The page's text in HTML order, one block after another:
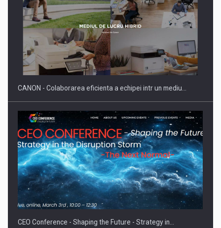
SYCLEF isi consolideaza prezenta in Romania printr-o a
doua…
Fondul de investitii BoldMind si echipa de management a…
CANON - Colaborarea eficienta a echipei intr un mediu…
CEO Conference - Shaping the Future - Strategy in…